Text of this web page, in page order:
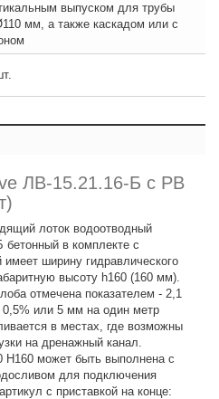
выпуском для трубы
мм, а также каскадом или с
ЛВ-15.21.16-Б с РВ
лоток водоотводный
в комплекте с
ширину гидравлического
высоту h160 (160 мм).
отмечена показателем - 2,1
0,5% или 5 мм на один метр
в местах, где возможны
на дренажный канал.
может быть выполнена с
для подключения
с приставкой на конце: